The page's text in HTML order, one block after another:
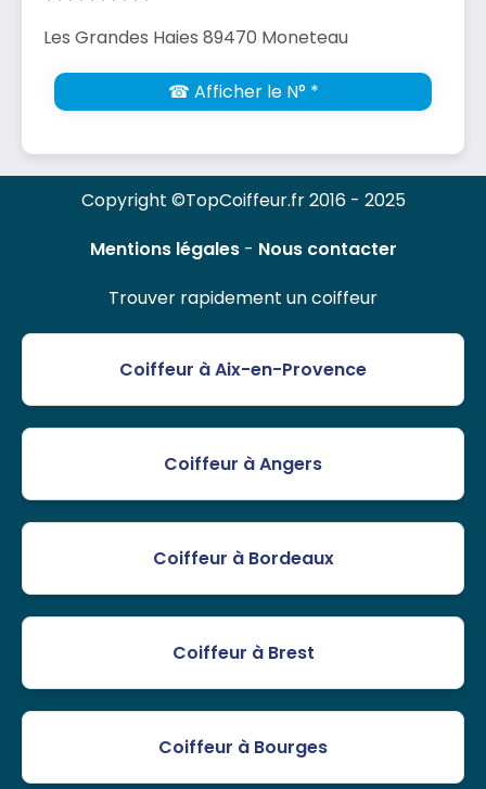
Les Grandes Haies 89470 Moneteau
☎ Afficher le N° *
Copyright ©TopCoiffeur.fr 2016 - 2025
Mentions légales- Nous contacter
Trouver rapidement un coiffeur
Coiffeur à Aix-en-Provence
Coiffeur à Angers
Coiffeur à Bordeaux
Coiffeur à Brest
Coiffeur à Bourges